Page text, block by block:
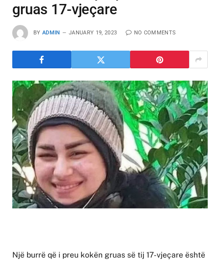
gruas 17-vjeçare
BY ADMIN JANUARY 19, 2023 NO COMMENTS
Një burrë që i preu kokën gruas së tij 17-vjeçare është